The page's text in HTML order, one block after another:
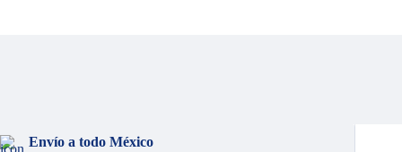
Envío a todo México